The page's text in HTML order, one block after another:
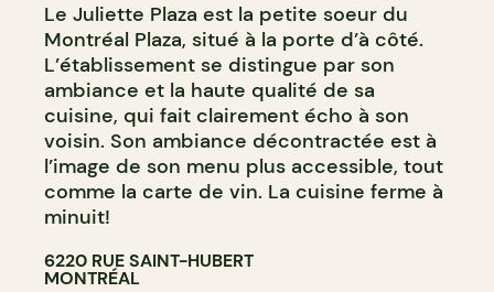
Le Juliette Plaza est la petite soeur du
Montréal Plaza, situé à la porte d’à côté.
L’établissement se distingue par son
ambiance et la haute qualité de sa
cuisine, qui fait clairement écho à son
voisin. Son ambiance décontractée est à
l’image de son menu plus accessible, tout
comme la carte de vin. La cuisine ferme à
minuit!
6220 RUE SAINT-HUBERT
MONTRÉAL